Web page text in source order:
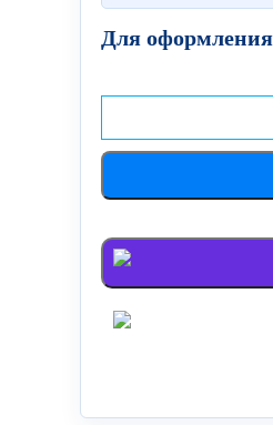
Для оформления
Войти через Яндекс